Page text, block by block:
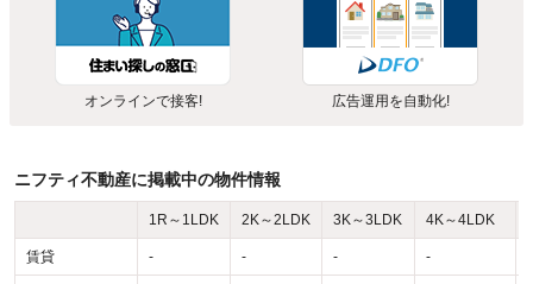
オンラインで接客! 広告運用を自動化!
ニフティ不動産に掲載中の物件情報
1R～1LDK 2K～2LDK 3K～3LDK 4K～4LDK
賃貸 - - - -